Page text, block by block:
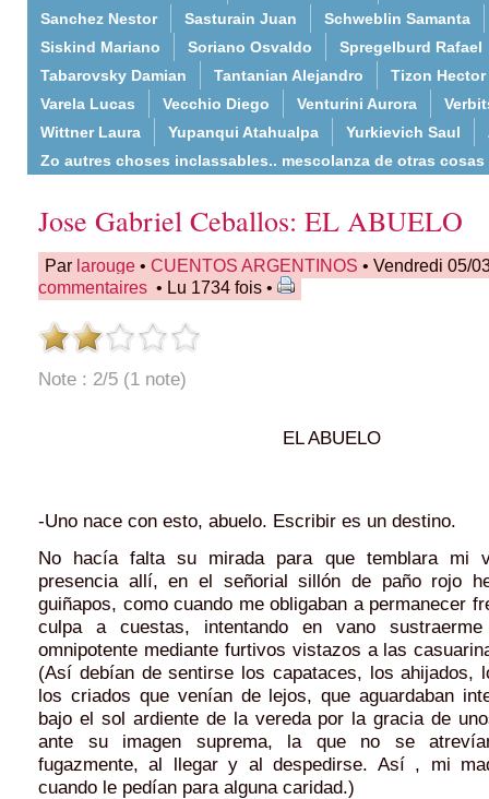
Sanchez Nestor
Sasturain Juan
Schweblin Samanta
Siskind Mariano
Soriano Osvaldo
Spregelburd Rafael
Tabarovsky Damian
Tantanian Alejandro
Tizon Hector
Varela Lucas
Vecchio Diego Venturini Aurora
Wittner Laura
Yupanqui Atahualpa Yurkievich Saul
Zo autres choses inclassables.. mescolanza de otras cosas
Jose Gabriel Ceballos: EL ABUELO
Par larouge • CUENTOS ARGENTINOS • Vendredi 05/
commentaires • Lu 1734 fois •
Note : 2/5 (1 note)
EL ABUELO
-Uno nace con esto, abuelo. Escribir es un destino.
No hacía falta su mirada para que temblara mi
presencia allí, en el señorial sillón de paño rojo
guiñapos, como cuando me obligaban a permanecer
culpa a cuestas, intentando en vano
omnipotente mediante furtivos vistazos a las
(Así debían de sentirse los capataces, los ahijados,
los criados que venían de lejos, que aguardaban
bajo el sol ardiente de la vereda por la gracia de
ante su imagen suprema, la que no se
fugazmente, al llegar y al despedirse. Así , mi
cuando le pedían para alguna caridad.)